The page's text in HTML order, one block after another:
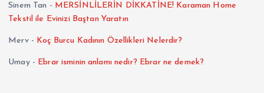
Sinem Tan - MERSİNLİLERİN DİKKATİNE! Karaman Home
Tekstil ile Evinizi Baştan Yaratın
Merv- Koç Burcu Kadının Özellikleri Nelerdir?
Umay- Ebrar isminin anlamı nedir? Ebrar ne demek?